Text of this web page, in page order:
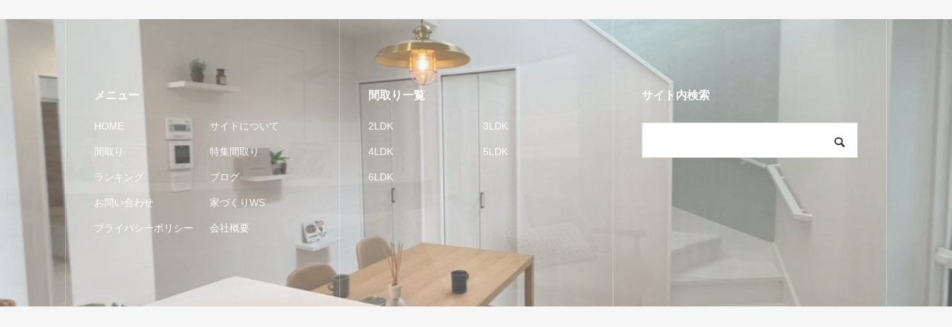
メニュー
HOME サイトについて
間取り 特集間取り
ランキング ブログ
お問い合わせ 家づくりWS
プライバシーポリシー 会社概要
間取り一覧
2LDK 3LDK
4LDK 5LDK
6LDK
サイト内検索